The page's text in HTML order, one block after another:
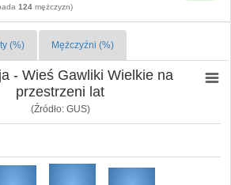
124 mężczyzn)
(%) Mężczyźni (%)
- Wieś Gawliki Wielkie na
przestrzeni lat
(Źródło: GUS)